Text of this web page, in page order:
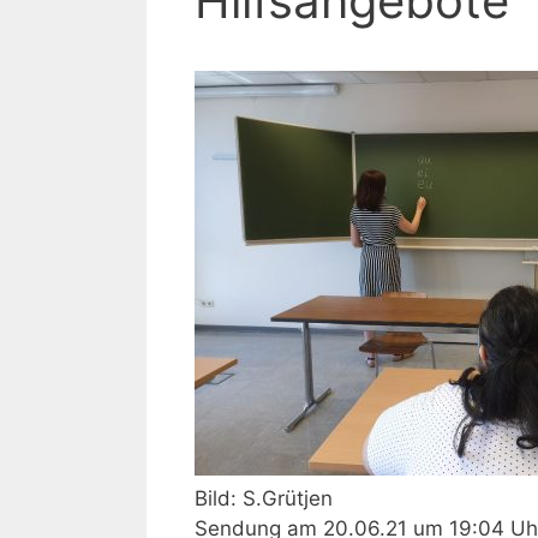
Bild: S.Grütjen
Sendung am 20.06.21 um 19:04